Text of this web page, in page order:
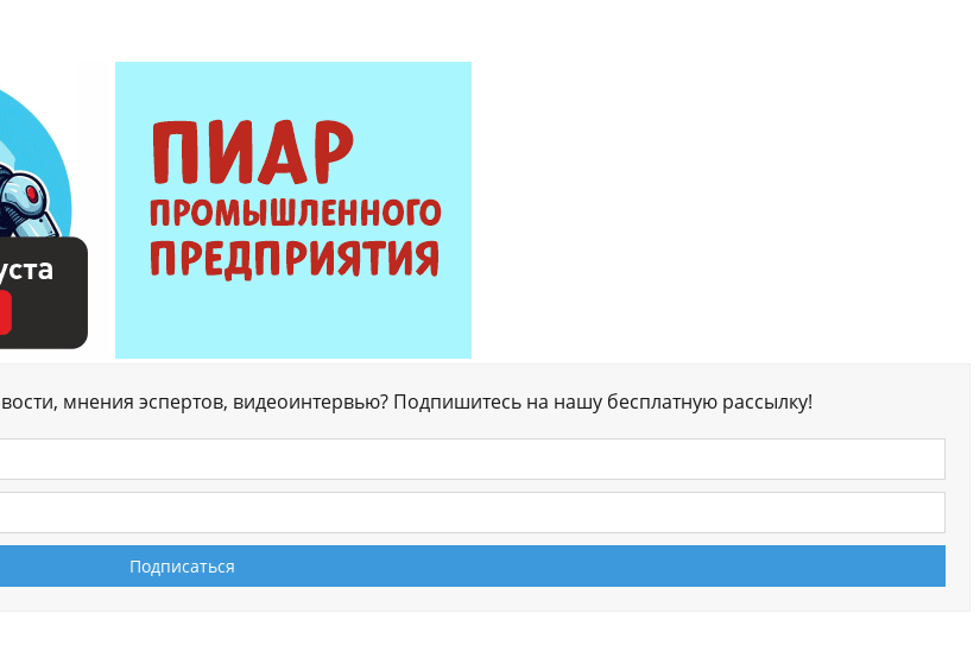
мнения эспертов, видеоинтервью? Подпишитесь на нашу бесплатную рассылку!